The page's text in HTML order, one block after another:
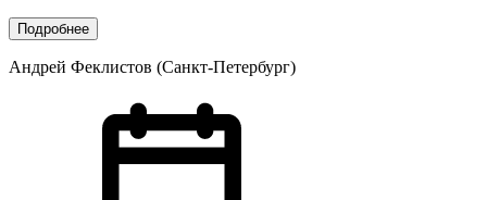
Подробнее
Андрей Феклистов (Санкт-Петербург)